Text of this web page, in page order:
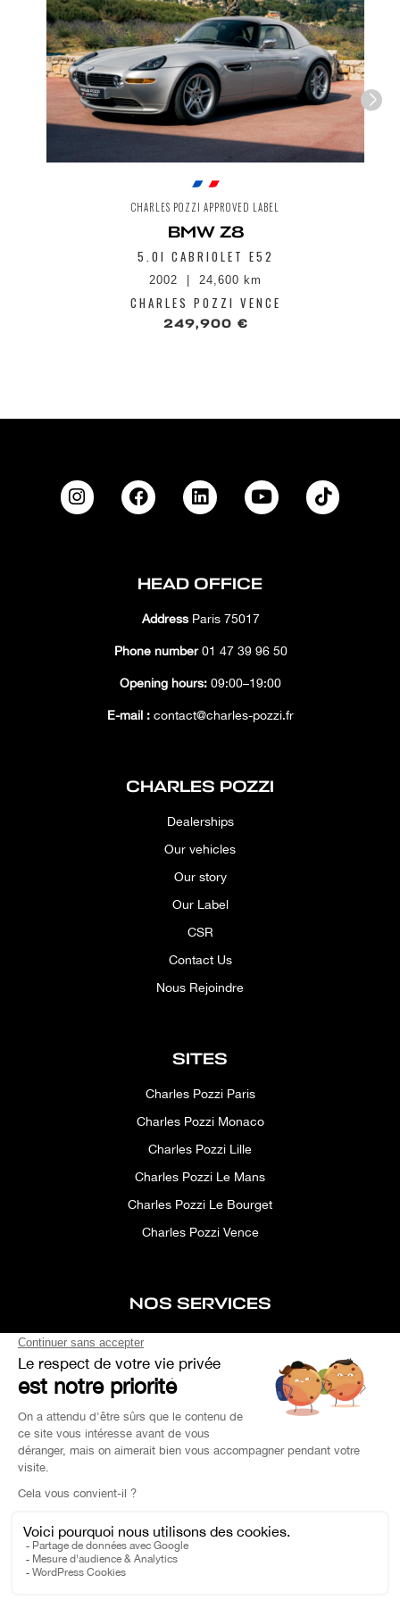
CHARLES POZZI APPROVED LABEL
BMW Z8
5.0I CABRIOLET E52
2002 24,600 km
CHARLES POZZI VENCE
249,900 €
HEAD OFFICE
AddressParis 75017
Phone number01 47 39 96 50
Opening hours: 09:00–19:00
E-mail : contact@charles-pozzi.fr
CHARLES POZZI
Dealerships
Our vehicles
Our story
Our Label
CSR
Contact Us
Nous Rejoindre
SITES
Charles Pozzi Paris
Charles Pozzi Monaco
Charles Pozzi Lille
Charles Pozzi Le Mans
Charles Pozzi Le Bourget
Charles Pozzi Vence
NOS SERVICES
Concierge service
Simulator
Space rental
Custom Search
OEM PARTS